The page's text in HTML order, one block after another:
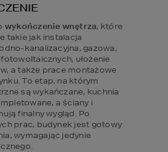
wykończenie wnętrza, które
takie jak instalacja
kanalizacyjna, gazowa,
ułożenie
a także prace montażowe
To etap, na którym
są wykańczane, kuchnia
a ściany i
finalny wygląd. Po
prac, budynek jest gotowy
wymagając jedynie